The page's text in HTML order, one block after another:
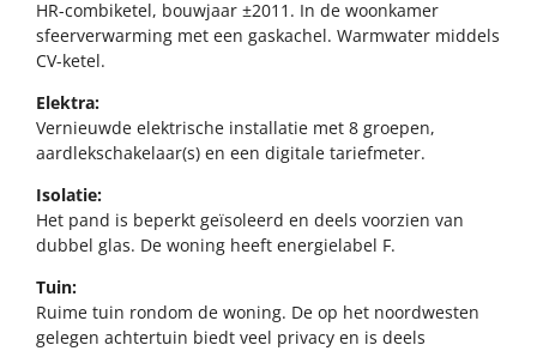
HR-combiketel, bouwjaar ±2011. In de woonkamer
sfeerverwarming met een gaskachel. Warmwater middels
CV-ketel.
Elektra:
Vernieuwde elektrische installatie met 8 groepen,
aardlekschakelaar(s) en een digitale tariefmeter.
Isolatie:
Het pand is beperkt geïsoleerd en deels voorzien van
dubbel glas. De woning heeft energielabel F.
Tuin:
Ruime tuin rondom de woning. De op het noordwesten
gelegen achtertuin biedt veel privacy en is deels